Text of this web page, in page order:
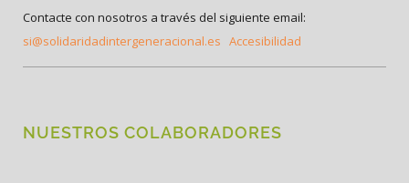
Contacte con nosotros a través del siguiente email:
si@solidaridadintergeneracional.es Accesibilidad
NUESTROS COLABORADORES